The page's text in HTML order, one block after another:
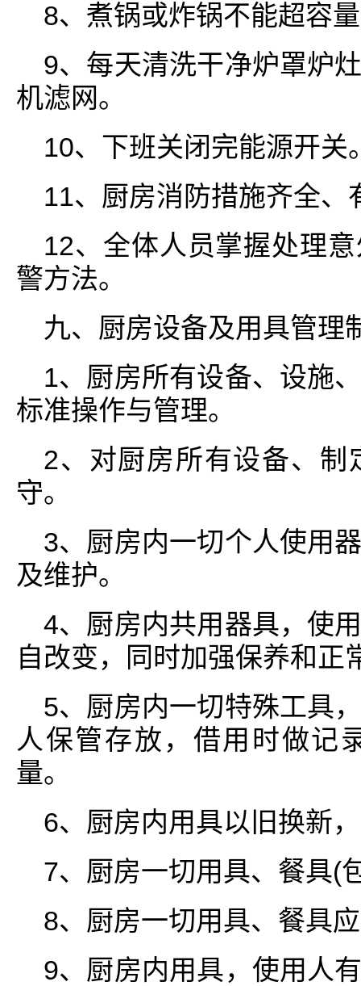
8、煮锅或炸锅不能超容
9、每天清洗干净炉罩炉
机滤网。
10、下班关闭完能源开关
11、厨房消防措施齐全、
12、全体人员掌握处理
警方法。
九、厨房设备及用具管理
1、厨房所有设备、设施
标准操作与管理。
2、对厨房所有设备、制
守。
3、厨房内一切个人使用
及维护。
4、厨房内共用器具，使
自改变，同时加强保养和正
5、厨房内一切特殊工具
人保管存放，借用时做记
量。
6、厨房内用具以旧换新
7、厨房一切用具、餐具(
8、厨房一切用具、餐具
9、厨房内用具，使用人